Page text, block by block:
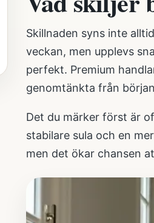
Skillnaden syns inte
veckan, men upplevs
perfekt. Premium
genomtänkta från
Det du märker först är
stabilare sula och en
men det ökar chansen